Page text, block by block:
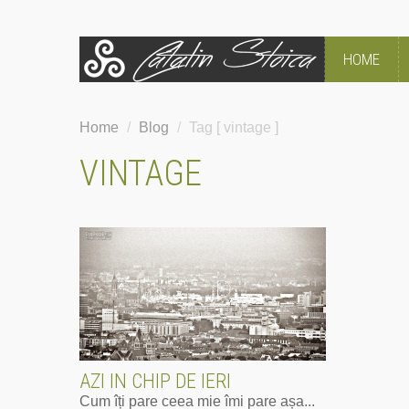
HOME
Home / Blog / Tag [ vintage ]
VINTAGE
AZI IN CHIP DE IERI
Cum îți pare ceea mie îmi pare așa...